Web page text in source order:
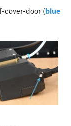
cover-door (blue